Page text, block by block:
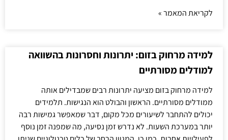
לקריאת המאמר »
למידה מרחוק בזום: יתרונות וחסרונות בהשוואה
למודלים מסורתיים
למידה מרחוק בזום מציעה יתרונות רבים שמבדילים אותה
ממודלים מסורתיים. הראשון והבולט הוא הנגישות. תלמידים
יכולים להתחבר לשיעורים מכל מקום, דבר שמאפשר גמישות רבה
יותר במערכת השעות. לא נדרש זמן נסיעה, מה שמפנה זמן נוסף